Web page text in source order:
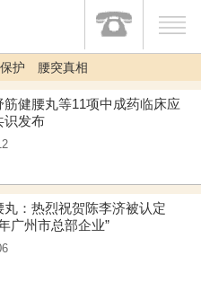
护 腰突真相
筋健腰丸等11项中成药临床应
识发布
丸：热烈祝贺陈李济被认定
广州市总部企业”